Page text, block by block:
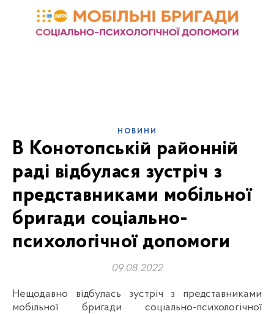
НОВИНИ
В Конотопській районній
раді відбулася зустріч з
представниками мобільної
бригади соціально-
психологічної допомоги
09.08.2022
Нещодавно відбулась зустріч з представниками
мобільної бригади соціально-психологічної